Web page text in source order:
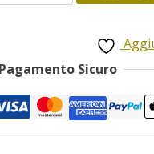
Fiction
Pagamento Sicuro